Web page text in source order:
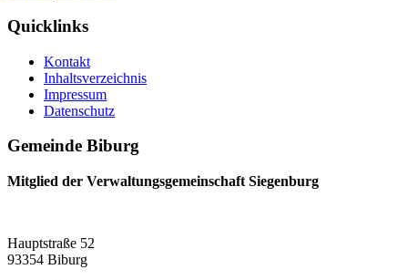
Quicklinks
Kontakt
Inhaltsverzeichnis
Impressum
Datenschutz
Gemeinde Biburg
Mitglied der Verwaltungsgemeinschaft Siegenburg
Hauptstraße 52
93354 Biburg